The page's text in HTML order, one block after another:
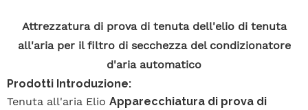
Attrezzatura di prova di tenuta dell'elio di tenuta
all'aria per il filtro di secchezza del condizionatore
d'aria automatico
Prodotti Introduzione:
Tenuta all'aria Elio Apparecchiatura di prova di